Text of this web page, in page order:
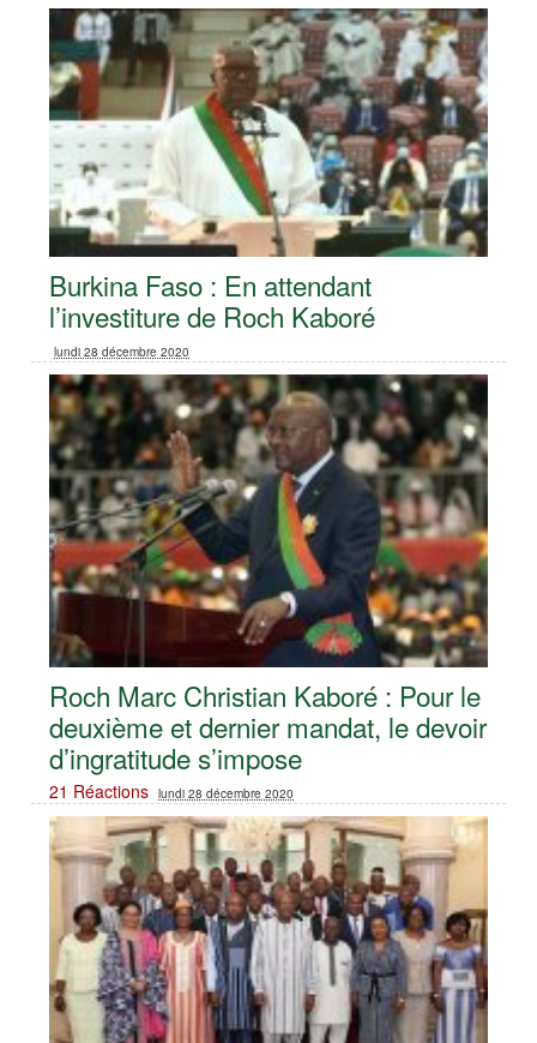
Burkina Faso : En attendant
l’investiture de Roch Kaboré
lundi 28 décembre 2020
Roch Marc Christian Kaboré : Pour le
deuxième et dernier mandat, le devoir
d’ingratitude s’impose
21 Réactions lundi 28 décembre 2020